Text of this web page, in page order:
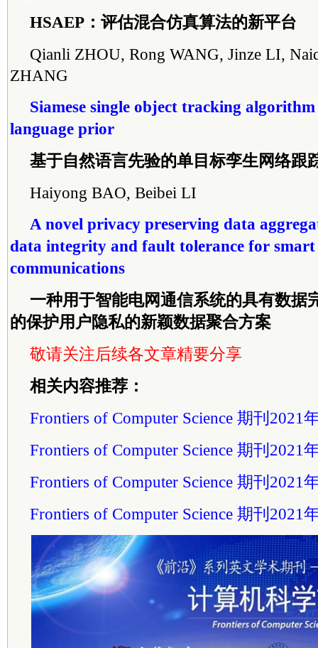
HSAEP：评估混合仿真算法的新平台
Qianli ZHOU, Rong WANG, Jinze LI,
ZHANG
Siamese single object tracking
language prior
基于自然语言先验的单目标孪生网络跟
Haiyong BAO, Beibei LI
A novel privacy preserving data
data integrity and fault tolerance for
communications
一种用于智能电网通信系统的具有数据
的保护用户隐私的新颖数据聚合方案
敬请关注后续各文章精要分享
相关内容推荐：
Frontiers of Computer Science 期刊2021
Frontiers of Computer Science 期刊2021
Frontiers of Computer Science 期刊2021
Frontiers of Computer Science 期刊2021